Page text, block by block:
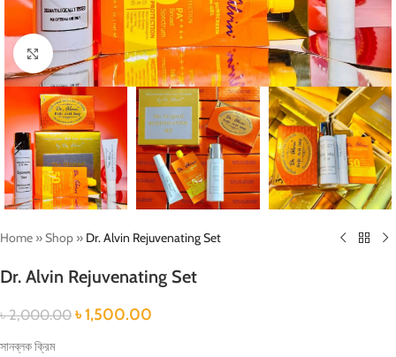
Click to enlarge
Home »Shop » Dr. Alvin Rejuvenating Set
Dr. Alvin Rejuvenating Set
৳2,000.00 ৳1,500.00
সানব্লক ক্রিম